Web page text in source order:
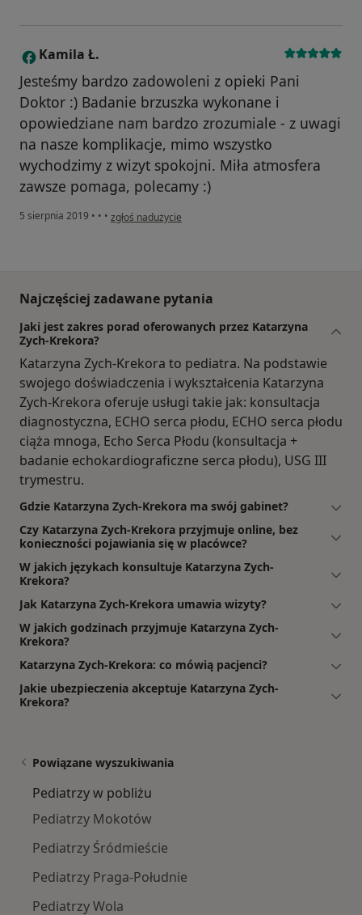
K Kamila Ł.
Jesteśmy bardzo zadowoleni z opieki Pani
Doktor :) Badanie brzuszka wykonane i
opowiedziane nam bardzo zrozumiale - z uwagi
na nasze komplikacje, mimo wszystko
wychodzimy z wizyt spokojni. Miła atmosfera
zawsze pomaga, polecamy :)
5 sierpnia 2019 • • • w opinii użytkownika Kamila Ł.
zgłoś nadużycie
Najczęściej zadawane pytania
Jaki jest zakres porad oferowanych przez Katarzyna
Zych-Krekora?
Katarzyna Zych-Krekora to pediatra. Na podstawie
swojego doświadczenia i wykształcenia Katarzyna
Zych-Krekora oferuje usługi takie jak: konsultacja
diagnostyczna, ECHO serca płodu, ECHO serca płodu
ciąża mnoga, Echo Serca Płodu (konsultacja +
badanie echokardiograficzne serca płodu), USG III
trymestru.
Gdzie Katarzyna Zych-Krekora ma swój gabinet?
Czy Katarzyna Zych-Krekora przyjmuje online, bez
konieczności pojawiania się w placówce?
W jakich językach konsultuje Katarzyna Zych-
Krekora?
Jak Katarzyna Zych-Krekora umawia wizyty?
W jakich godzinach przyjmuje Katarzyna Zych-
Krekora?
Katarzyna Zych-Krekora: co mówią pacjenci?
Jakie ubezpieczenia akceptuje Katarzyna Zych-
Krekora?
Powiązane wyszukiwania
Pediatrzy w pobliżu
Pediatrzy Mokotów
Pediatrzy Śródmieście
Pediatrzy Praga-Południe
Pediatrzy Wola